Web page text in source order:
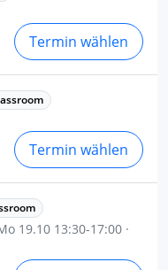
Termin wählen
Termin wählen
19.10 13:30-17:00 ·